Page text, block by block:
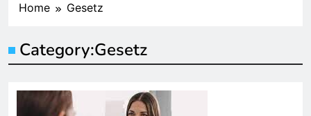
Home Gesetz
Category:Gesetz